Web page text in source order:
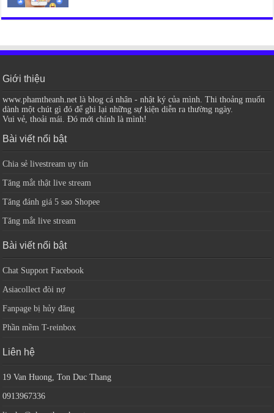
Giới thiệu
www.phamtheanh.net là blog cá nhân - nhật ký của mình. Thi thoảng muốn
dành một chút gì đó để ghi lại những sự kiện diễn ra thường ngày.
Vui vẻ, thoải mái. Đó mới chính là mình!
Bài viết nổi bật
Chia sẻ livestream uy tín
Tăng mắt thật live stream
Tăng đánh giá 5 sao Shopee
Tăng mắt live stream
Bài viết nổi bật
Chat Support Facebook
Asiacollect đòi nợ
Fanpage bị hủy đăng
Phần mềm T-reinbox
Liên hệ
19 Van Huong, Ton Duc Thang
0913967336